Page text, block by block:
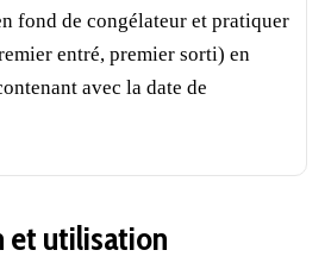
fond de congélateur et pratiquer
entré, premier sorti) en
avec la date de
et utilisation